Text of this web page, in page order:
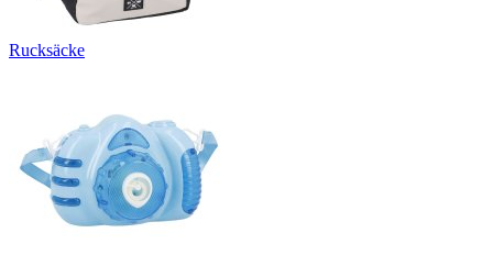
Rucksäcke